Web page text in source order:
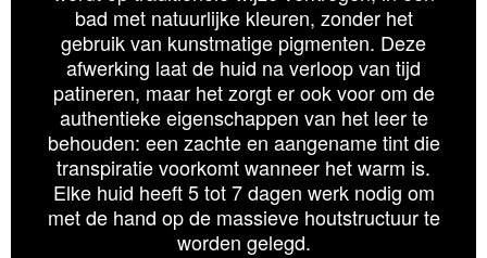
bad met natuurlijke kleuren, zonder het
gebruik van kunstmatige pigmenten. Deze
afwerking laat de huid na verloop van tijd
patineren, maar het zorgt er ook voor om de
authentieke eigenschappen van het leer te
behouden: een zachte en aangename tint die
transpiratie voorkomt wanneer het warm is.
Elke huid heeft 5 tot 7 dagen werk nodig om
met de hand op de massieve houtstructuur te
worden gelegd.